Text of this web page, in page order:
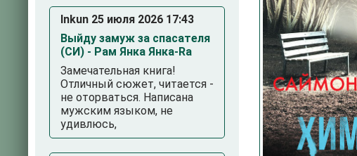
Inkun 25 июля 2026 17:43
Выйду замуж за спасателя
(СИ) - Рам Янка Янка-Ra
Замечательная книга!
Отличный сюжет, читается -
не оторваться. Написана
мужским языком, не
удивлюсь,